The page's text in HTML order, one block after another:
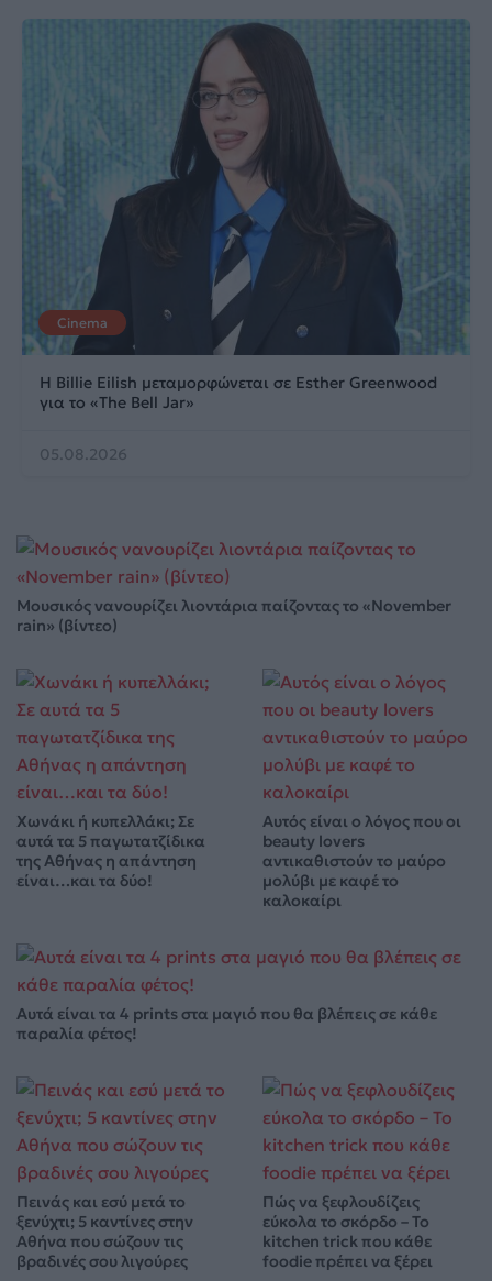
Cinema
Η Billie Eilish μεταμορφώνεται σε Esther Greenwood
για το «The Bell Jar»
05.08.2026
Μουσικός νανουρίζει λιοντάρια παίζοντας το «November
rain» (βίντεο)
Χωνάκι ή κυπελλάκι; Σε
αυτά τα 5 παγωτατζίδικα
της Αθήνας η απάντηση
είναι…και τα δύο!
Αυτός είναι ο λόγος που οι
beauty lovers
αντικαθιστούν το μαύρο
μολύβι με καφέ το
καλοκαίρι
Αυτά είναι τα 4 prints στα μαγιό που θα βλέπεις σε κάθε
παραλία φέτος!
Πεινάς και εσύ μετά το
ξενύχτι; 5 καντίνες στην
Αθήνα που σώζουν τις
βραδινές σου λιγούρες
Πώς να ξεφλουδίζεις
εύκολα το σκόρδο – Το
kitchen trick που κάθε
foodie πρέπει να ξέρει